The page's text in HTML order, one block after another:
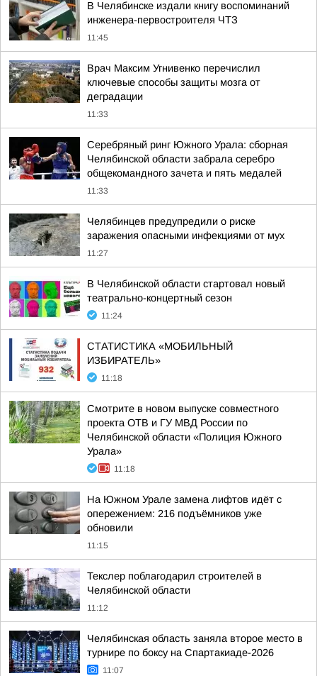
В Челябинске издали книгу воспоминаний
инженера-первостроителя ЧТЗ
11:45
Врач Максим Угнивенко перечислил
ключевые способы защиты мозга от
деградации
11:33
Серебряный ринг Южного Урала: сборная
Челябинской области забрала серебро
общекомандного зачета и пять медалей
11:33
Челябинцев предупредили о риске
заражения опасными инфекциями от мух
11:27
В Челябинской области стартовал новый
театрально-концертный сезон
11:24
СТАТИСТИКА «МОБИЛЬНЫЙ
ИЗБИРАТЕЛЬ»
11:18
Смотрите в новом выпуске совместного
проекта ОТВ и ГУ МВД России по
Челябинской области «Полиция Южного
Урала»
11:18
На Южном Урале замена лифтов идёт с
опережением: 216 подъёмников уже
обновили
11:15
Текслер поблагодарил строителей в
Челябинской области
11:12
Челябинская область заняла второе место в
турнире по боксу на Спартакиаде-2026
11:07